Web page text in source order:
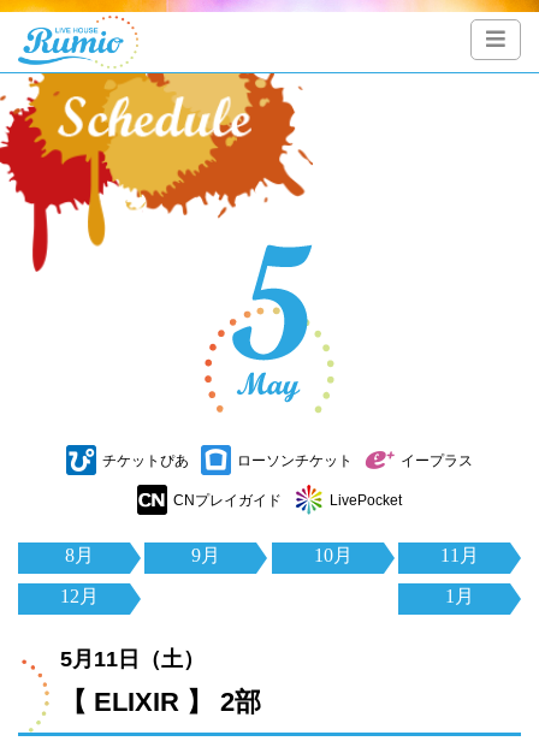
チケットぴあ ローソンチケット イープラス
CNプレイガイド LivePocket
8月 9月 10月
11月
12月
1月
5月11日（土）
【 ELIXIR 】 2部